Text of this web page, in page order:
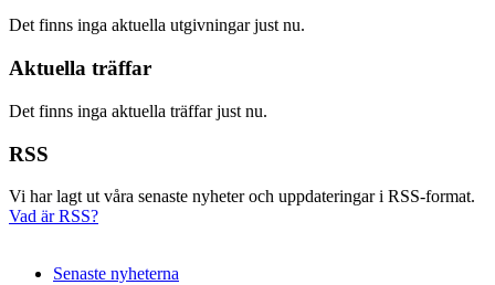
Det finns inga aktuella utgivningar just nu.
Aktuella träffar
Det finns inga aktuella träffar just nu.
RSS
Vi har lagt ut våra senaste nyheter och uppdateringar i RSS-format.
Vad är RSS?
Senaste nyheterna